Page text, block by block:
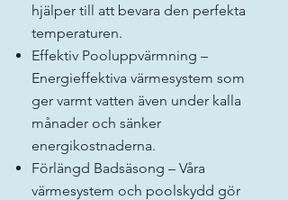
hjälper till att bevara den perfekta
temperaturen.
Effektiv Pooluppvärmning –
Energieffektiva värmesystem som
ger varmt vatten även under kalla
månader och sänker
energikostnaderna.
Förlängd Badsäsong – Våra
värmesystem och poolskydd gör